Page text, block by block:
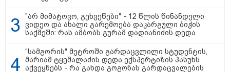
თბილისი - ანტალია 950.80
ლარიდან
"არ მიმატოვო, გეხვეწები" - 12 წლის წინანდელი
ვიდეო და ახალი გარემოება დაკარგული ბიჭის
საქმეში: რას ამბობს გურამ დადიანიძის დედა
"სამგორის" მეტროში გარდაცვლილი სტუდენტის,
მარიამ ტყემალაძის დედა ექსპერტიზის პასუხს
აქვეყნებს - რა გახდა გოგონას გარდაცვალების